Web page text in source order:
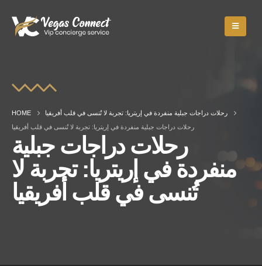
HOME
رحلات دراجات جبلية منفردة في إريتريا: تجربة لا تُنسى في قلب أفريقيا
رحلات دراجات جبلية منفردة في إريتريا: تجربة لا تُنسى في قلب أفريقيا
رحلات دراجات جبلية
منفردة في إريتريا: تجربة لا
تُنسى في قلب أفريقيا